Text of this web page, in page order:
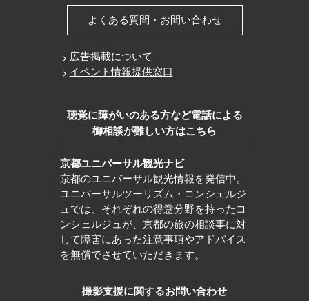
よくある質問・お問い合わせ
広告掲載について
イベント情報提供窓口
聴覚に障がいのある方など電話による
御相談が難しい方はこちら
京都ユニバーサル観光ナビ
京都のユニバーサル観光情報を発信中。
ユニバーサルツーリズム・コンシェルジ
ュでは、それぞれの得意分野を持ったコ
ンシェルジュが、京都の旅の相談事に対
して障害にあった注意事項やアドバイス
を無償でさせていただきます。
撮影支援に関するお問い合わせ